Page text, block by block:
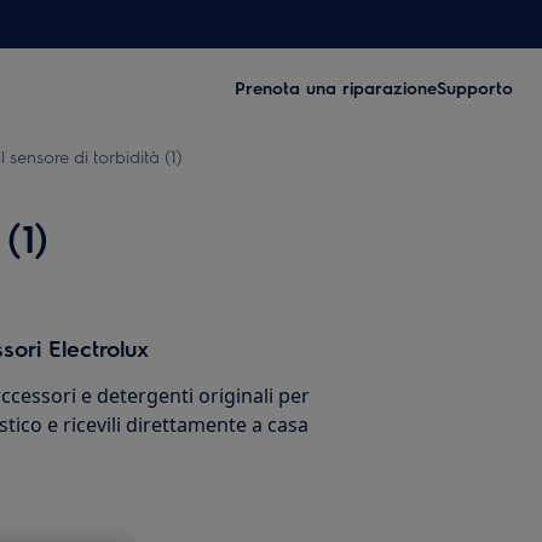
Prenota una riparazioneSupporto
sensore di torbidità (1)
Electrolux
e detergenti originali per
e ricevili direttamente a casa